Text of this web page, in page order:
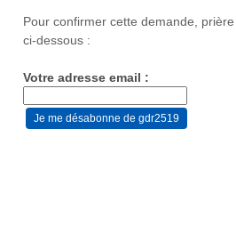
Pour confirmer cette demande,
ci-dessous :
Votre adresse email :